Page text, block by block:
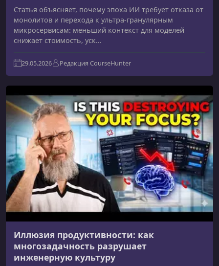
Статья объясняет, почему эпоха ИИ требует отказа от
монолитов и перехода к ультра-гранулярным
микросервисам: меньший контекст для моделей
снижает стоимость, уск...
29.05.2026 Редакция CourseHunter
Иллюзия продуктивности: как
многозадачность разрушает
инженерную культуру